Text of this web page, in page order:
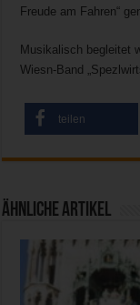
Freude am Fahren“
Musikalisch begleitet
Wiesn-Band
teilen
Ähnliche Artikel